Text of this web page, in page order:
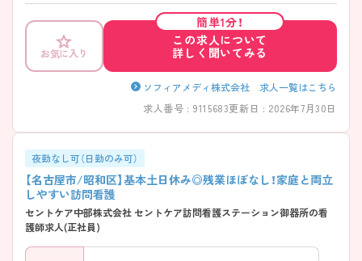
軽減するなど全国的に取り組まれております。 年間休日は120日と多く
ワークライフバランスのとりやすい環境です。教育面ではレクチャーや
OJT、実践の指導力、教育・研修マニュアルなど質が高く訪問看護未経験
の方もしっかり学ぶことができます。配属に関しましては応相談となっ
ております。ご興味をお持ちの方にはさらに詳細をお話しいたしますの
で、お気軽にご相談ください。
お気に入り
簡単1分！
この求人について
詳しく聞いてみる
ソフィアメディ株式会社 求人一覧はこちら
求人番号 : 9115683更新日 : 2026年7月30日
夜勤なし可（日勤のみ可）
【名古屋市/昭和区】基本土日休み◎残業ほぼなし！家庭と両立
しやすい訪問看護
セントケア中部株式会社 セントケア訪問看護ステーション御器所の看
護師求人(正社員)